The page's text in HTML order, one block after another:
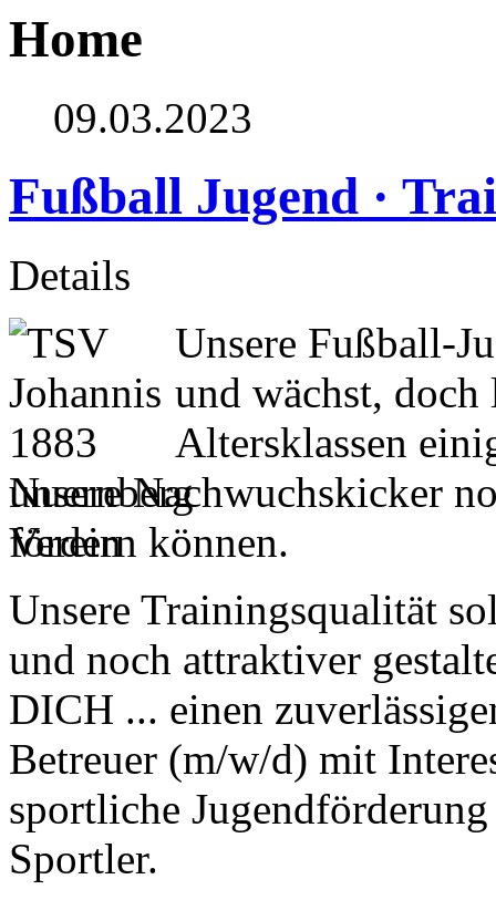
Home
09.03.2023
Fußball Jugend ·
Details
Unsere Fußball-
und wächst,
Altersklassen
unsere Nachwuchskicker
fördern können.
Unsere Trainingsqualität
und noch attraktiver
DICH ... einen
Betreuer (m/w/d) mit
sportliche
Sportler.